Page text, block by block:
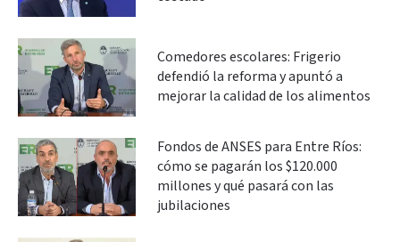
Comedores escolares: Frigerio
defendió la reforma y apuntó a
mejorar la calidad de los alimentos
Fondos de ANSES para Entre Ríos:
cómo se pagarán los $120.000
millones y qué pasará con las
jubilaciones